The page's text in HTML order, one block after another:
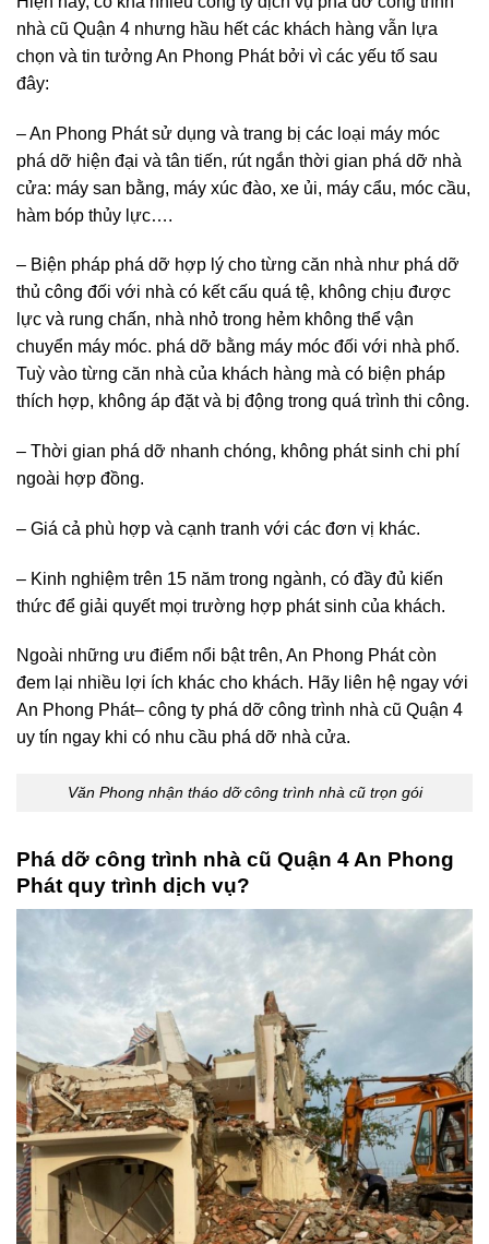
nhà cũ Quận 4 nhưng hầu hết các khách hàng vẫn lựa
chọn và tin tưởng An Phong Phát bởi vì các yếu tố sau
đây:
– An Phong Phát sử dụng và trang bị các loại máy móc
phá dỡ hiện đại và tân tiến, rút ngắn thời gian phá dỡ nhà
cửa: máy san bằng, máy xúc đào, xe ủi, máy cẩu, móc cầu,
hàm bóp thủy lực….
– Biện pháp phá dỡ hợp lý cho từng căn nhà như phá dỡ
thủ công đối với nhà có kết cấu quá tệ, không chịu được
lực và rung chấn, nhà nhỏ trong hẻm không thể vận
chuyển máy móc. phá dỡ bằng máy móc đối với nhà phố.
Tuỳ vào từng căn nhà của khách hàng mà có biện pháp
thích hợp, không áp đặt và bị động trong quá trình thi công.
– Thời gian phá dỡ nhanh chóng, không phát sinh chi phí
ngoài hợp đồng.
– Giá cả phù hợp và cạnh tranh với các đơn vị khác.
– Kinh nghiệm trên 15 năm trong ngành, có đầy đủ kiến
thức để giải quyết mọi trường hợp phát sinh của khách.
Ngoài những ưu điểm nổi bật trên, An Phong Phát còn
đem lại nhiều lợi ích khác cho khách. Hãy liên hệ ngay với
An Phong Phát– công ty phá dỡ công trình nhà cũ Quận 4
uy tín ngay khi có nhu cầu phá dỡ nhà cửa.
Văn Phong nhận tháo dỡ công trình nhà cũ trọn gói
Phá dỡ công trình nhà cũ Quận 4 An Phong
Phát quy trình dịch vụ?